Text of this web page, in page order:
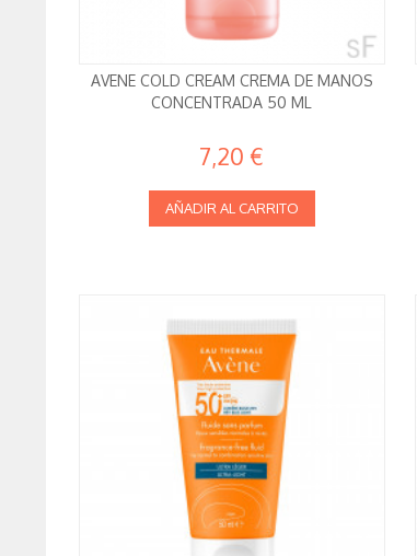
AVENE COLD CREAM CREMA DE MANOS
CONCENTRADA 50 ML
7,20 €
AÑADIR AL CARRITO